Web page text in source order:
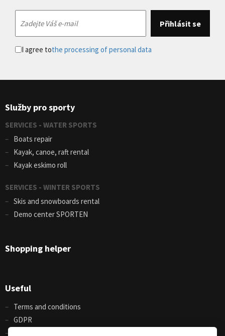
I agree tothe processing of personal data
Služby pro sporty
SERVICES - WATER SPORTS
Boats repair
Kayak, canoe, raft rental
Kayak eskimo roll
SERVICES - WINTER SPORTS
Skis and snowboards rental
Demo center SPORTEN
Shopping helper
Useful
Terms and conditions
GDPR